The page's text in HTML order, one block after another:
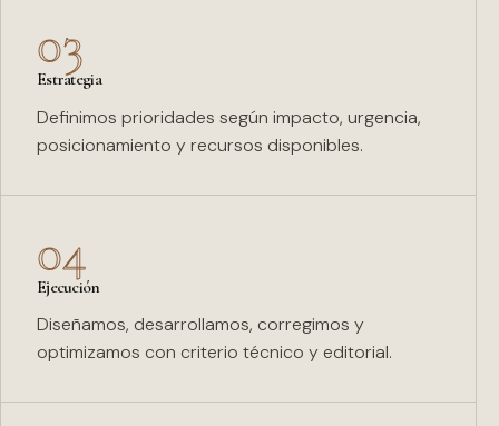
03
Estrategia
Definimos prioridades según impacto, urgencia,
posicionamiento y recursos disponibles.
04
Ejecución
Diseñamos, desarrollamos, corregimos y
optimizamos con criterio técnico y editorial.